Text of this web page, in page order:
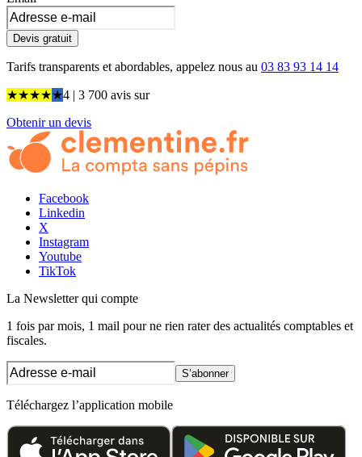
Devis gratuit
Tarifs transparents et abordables, appelez nous au 03 83 93 14 14
★★★★★4 | 3 700 avis sur
Obtenir un devis
Facebook
Linkedin
X
Instagram
Youtube
TikTok
La Newsletterqui compte
1 fois par mois, 1 mail pour ne rien rater des actualités comptables et
fiscales.
S’abonner
Téléchargez l’application mobile